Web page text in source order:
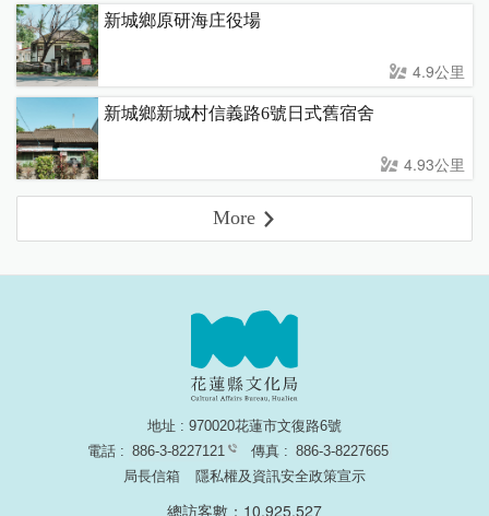
新城鄉原研海庄役場
4.9公里
新城鄉新城村信義路6號日式舊宿舍
4.93公里
More
地址 : 970020花蓮市文復路6號
電話 : 886-3-8227121 傳真 : 886-3-8227665
局長信箱
隱私權及資訊安全政策宣示
總訪客數：10,925,527